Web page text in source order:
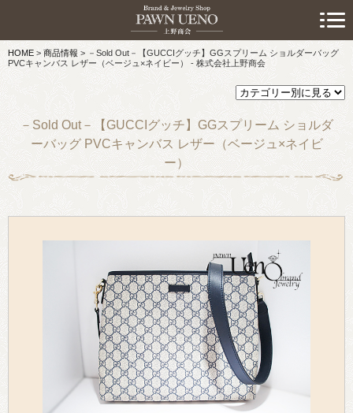
HOME > 商品情報> －Sold Out－【GUCCIグッチ】GGスプリーム ショルダーバッグ
PVCキャンバス レザー（ベージュ×ネイビー） - 株式会社上野商会
－Sold Out－【GUCCIグッチ】GGスプリーム ショルダ
ーバッグ PVCキャンバス レザー（ベージュ×ネイビ
ー）
> 初めての方へ
> 預けたい方
> 売りたい方
> 買いたい方
> 取り扱い品目
> 商品情報
> お知らせ
> キャンペーン情報
> 会社概要
> アクセス